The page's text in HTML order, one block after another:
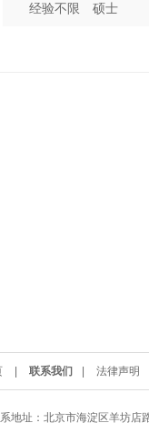
经验不限
硕士
联系我们 法律声明
地址：北京市海淀区羊坊